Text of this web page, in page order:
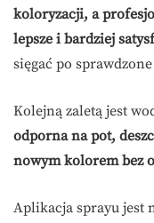
koloryzacji, a
lepsze i bardziej
sięgać po
Kolejną zaletą jest
odporna na pot,
nowym kolorem bez
Aplikacja sprayu jest